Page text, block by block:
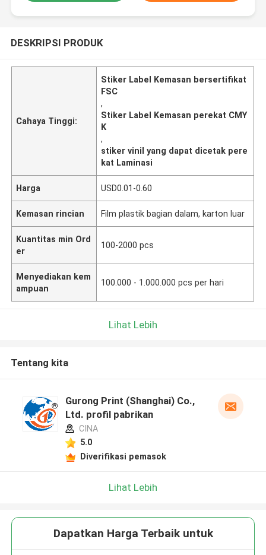
DESKRIPSI PRODUK
Cahaya Tinggi:
Stiker Label Kemasan bersertifikat
FSC
,
Stiker Label Kemasan perekat CMY
K
,
stiker vinil yang dapat dicetak pere
kat Laminasi
Harga USD0.01-0.60
Kemasan rincian Film plastik bagian dalam, karton luar
Kuantitas min Ord
er
100-2000 pcs
Menyediakan kem
ampuan
100.000 - 1.000.000 pcs per hari
Lihat Lebih
Tentang kita
Gurong Print (Shanghai) Co.,
Ltd. profil pabrikan
CINA
5.0
Diverifikasi pemasok
Lihat Lebih
Dapatkan Harga Terbaik untuk